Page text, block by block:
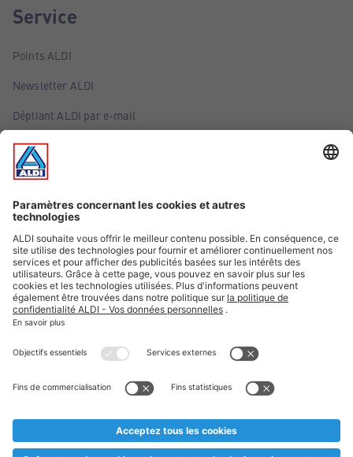
Service
Points ALDI
Newsletter ALDI
Dépliant ALDI par e-mail
Offres
Infos essentielles
Suivez ALDI Belgique
Textes marqués d'un astérisque et mentions légales
* Nous vendons ces articles temporairement et jusqu'à
au cas où, malgré le planning bien étudié, nous serions
prématurément en rupture de stock. Prix Recupel et TVA incl.
** Sur ce site, l’utilisation de la forme masculine a été adoptée